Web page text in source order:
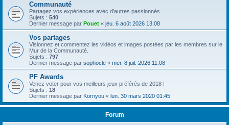
Communauté
Partagez vos expériences avec d’autres passionnés.
Sujets : 540
Dernier message par Pouet « jeu. 6 août 2026 13:08
Vos partages
Visionnez et commentez les vidéos et images postées par les membres sur le
Mur de la Communauté.
Sujets : 797
Dernier message par sophocle « mer. 8 juil. 2026 11:08
PF Awards
Venez voter pour vos meilleurs jeux préférés de 2018 !
Sujets : 18
Dernier message par Kornyou « lun. 30 mars 2020 01:45
Forum